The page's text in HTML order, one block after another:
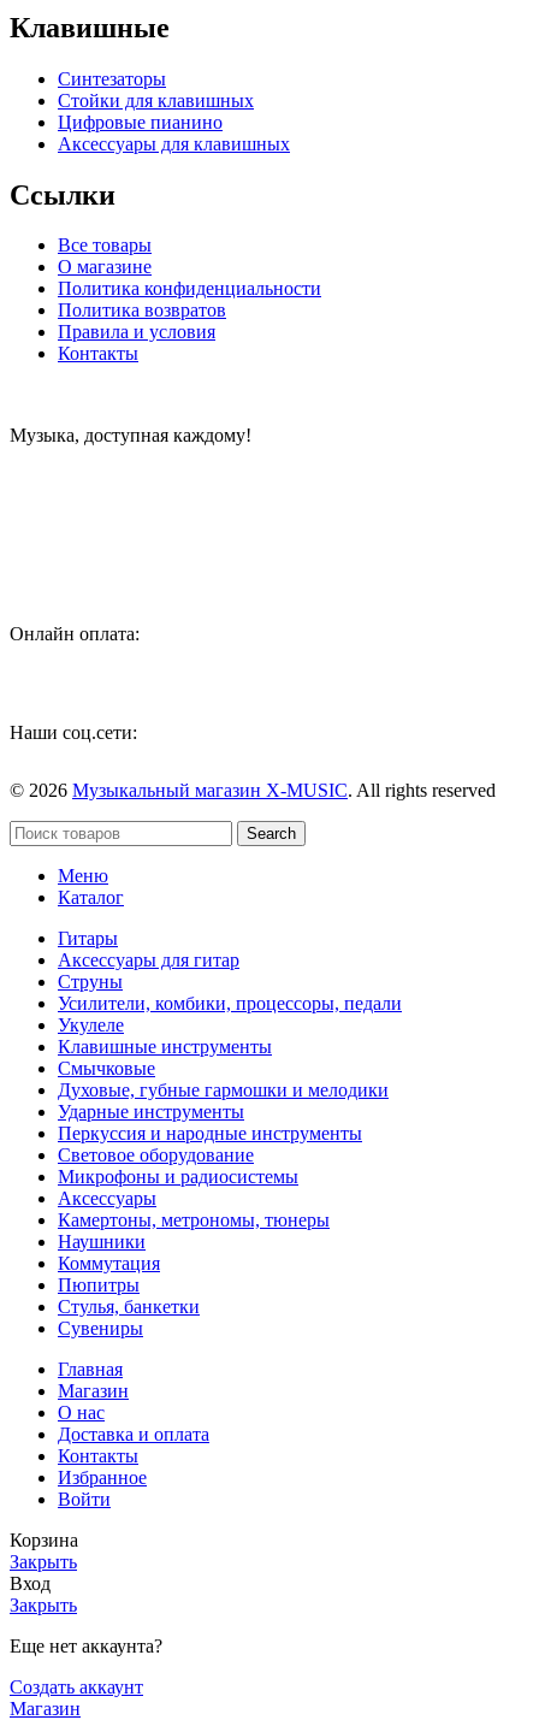
Клавишные
Синтезаторы
Стойки для клавишных
Цифровые пианино
Аксессуары для клавишных
Ссылки
Все товары
О магазине
Политика конфиденциальности
Политика возвратов
Правила и условия
Контакты
Музыка, доступная каждому!
Онлайн оплата:
Наши соц.сети:
© 2026 Музыкальный магазин X-MUSIC. All rights reserved
Search
Меню
Каталог
Гитары
Аксессуары для гитар
Струны
Усилители, комбики, процессоры, педали
Укулеле
Клавишные инструменты
Смычковые
Духовые, губные гармошки и мелодики
Ударные инструменты
Перкуссия и народные инструменты
Световое оборудование
Микрофоны и радиосистемы
Аксессуары
Камертоны, метрономы, тюнеры
Наушники
Коммутация
Пюпитры
Стулья, банкетки
Сувениры
Главная
Магазин
О нас
Доставка и оплата
Контакты
Избранное
Войти
Корзина
Закрыть
Вход
Закрыть
Еще нет аккаунта?
Создать аккаунт
Магазин